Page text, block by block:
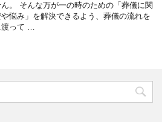
。 そんな万が一の時のための「葬儀に関
悩み」を解決できるよう、葬儀の流れを
渡って …